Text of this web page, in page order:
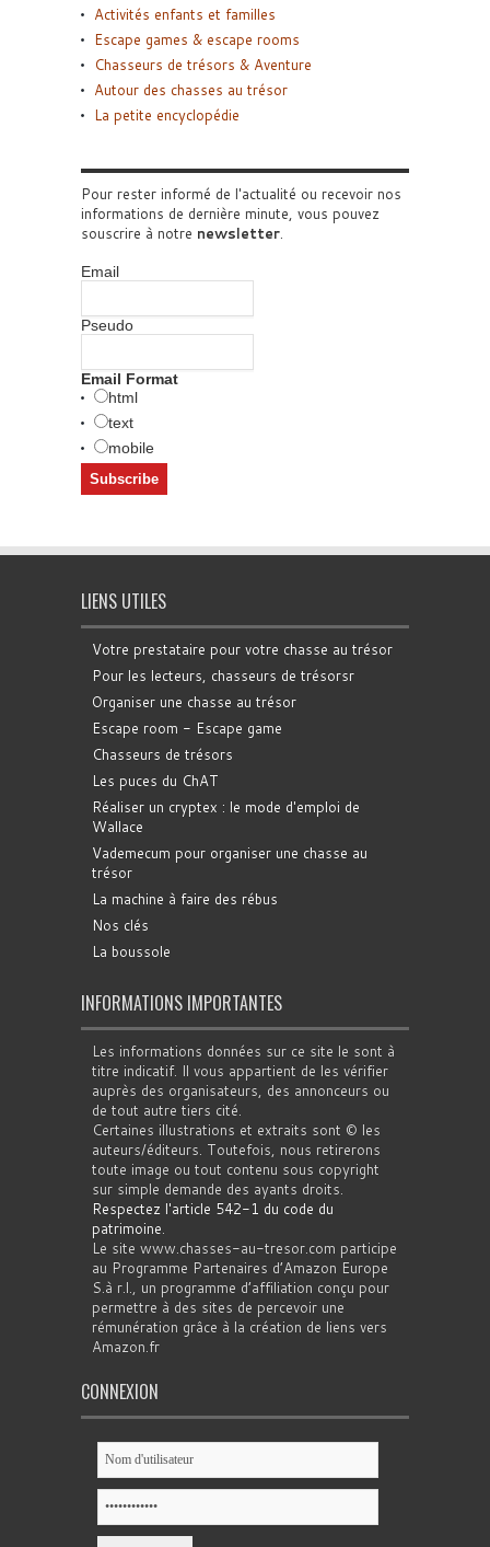
Activités enfants et familles
Escape games & escape rooms
Chasseurs de trésors & Aventure
Autour des chasses au trésor
La petite encyclopédie
Pour rester informé de l'actualité ou recevoir nos
informations de dernière minute, vous pouvez
souscrire à notre newsletter.
Email
Pseudo
Email Format
html
text
mobile
LIENS UTILES
Votre prestataire pour votre chasse au trésor
Pour les lecteurs, chasseurs de trésorsr
Organiser une chasse au trésor
Escape room - Escape game
Chasseurs de trésors
Les puces du ChAT
Réaliser un cryptex : le mode d'emploi de
Wallace
Vademecum pour organiser une chasse au
trésor
La machine à faire des rébus
Nos clés
La boussole
INFORMATIONS IMPORTANTES
Les informations données sur ce site le sont à
titre indicatif. Il vous appartient de les vérifier
auprès des organisateurs, des annonceurs ou
de tout autre tiers cité.
Certaines illustrations et extraits sont © les
auteurs/éditeurs. Toutefois, nous retirerons
toute image ou tout contenu sous copyright
sur simple demande des ayants droits.
Respectez l'article 542-1 du code du
patrimoine.
Le site www.chasses-au-tresor.com participe
au Programme Partenaires d’Amazon Europe
S.à r.l., un programme d’affiliation conçu pour
permettre à des sites de percevoir une
rémunération grâce à la création de liens vers
Amazon.fr
CONNEXION